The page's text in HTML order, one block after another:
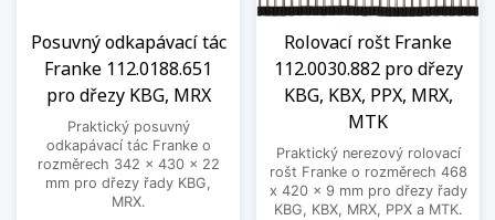
Posuvný odkapávací tác
Franke 112.0188.651
pro dřezy KBG, MRX
Praktický posuvný
odkapávací tác Franke o
rozměrech 342 x 430 x 22
mm pro dřezy řady KBG,
MRX.
Rolovací rošt Franke
112.0030.882 pro dřezy
KBG, KBX, PPX, MRX,
MTK
Praktický nerezový rolovací
rošt Franke o rozměrech 468
x 420 x 9 mm pro dřezy řady
KBG, KBX, MRX, PPX a MTK.